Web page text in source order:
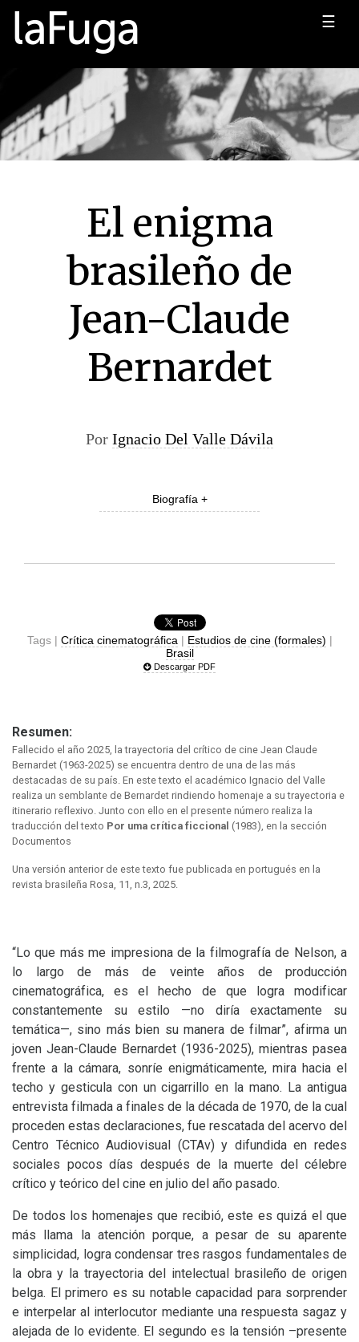
☰
El enigma
brasileño de
Jean-Claude
Bernardet
Por Ignacio Del Valle Dávila
Biografía +
Tags | Crítica cinematográfica | Estudios de cine (formales) |
Brasil
Descargar PDF
Resumen:
Fallecido el año 2025, la trayectoria del crítico de cine Jean Claude
Bernardet (1963-2025) se encuentra dentro de una de las más
destacadas de su país. En este texto el académico Ignacio del Valle
realiza un semblante de Bernardet rindiendo homenaje a su trayectoria e
itinerario reflexivo. Junto con ello en el presente número realiza la
traducción del texto Por uma crítica ficcional (1983), en la sección
Documentos
Una versión anterior de este texto fue publicada en portugués en la
revista brasileña Rosa, 11, n.3, 2025.
“Lo que más me impresiona de la filmografía de Nelson, a
lo largo de más de veinte años de producción
cinematográfica, es el hecho de que logra modificar
constantemente su estilo —no diría exactamente su
temática—, sino más bien su manera de filmar”, afirma un
joven Jean-Claude Bernardet (1936-2025), mientras pasea
frente a la cámara, sonríe enigmáticamente, mira hacia el
techo y gesticula con un cigarrillo en la mano. La antigua
entrevista filmada a finales de la década de 1970, de la cual
proceden estas declaraciones, fue rescatada del acervo del
Centro Técnico Audiovisual (CTAv) y difundida en redes
sociales pocos días después de la muerte del célebre
crítico y teórico del cine en julio del año pasado.
De todos los homenajes que recibió, este es quizá el que
más llama la atención porque, a pesar de su aparente
simplicidad, logra condensar tres rasgos fundamentales de
la obra y la trayectoria del intelectual brasileño de origen
belga. El primero es su notable capacidad para sorprender
e interpelar al interlocutor mediante una respuesta sagaz y
alejada de lo evidente. El segundo es la tensión –presente